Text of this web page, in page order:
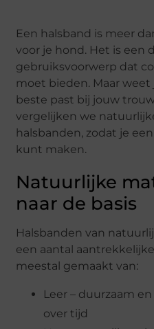
Een halsband is meer
voor je hond. Het is een
gebruiksvoorwerp dat
moet bieden. Maar
beste past bij jouw
vergelijken we
halsbanden, zodat je
kunt maken.
Natuurlijke
naar de basis
Halsbanden van
een aantal
meestal gemaakt van:
Leer – duurzaam
over tijd